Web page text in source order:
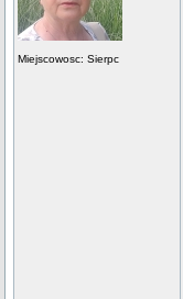
Miejscowosc: Sierpc